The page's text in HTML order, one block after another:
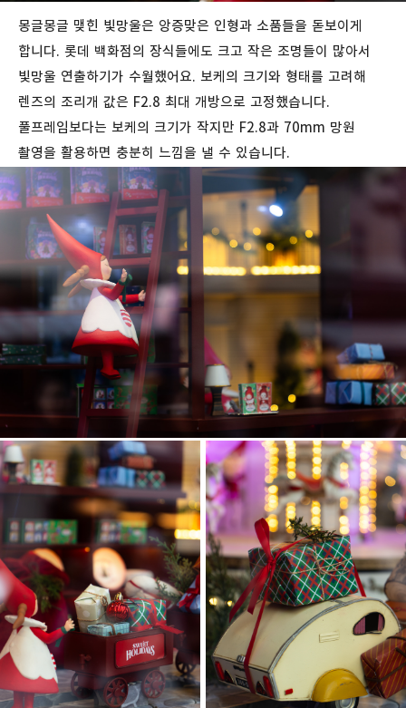
몽글몽글 맺힌 빛망울은 앙증맞은 인형과 소품들을 돋보이게
합니다. 롯데 백화점의 장식들에도 크고 작은 조명들이 많아서
빛망울 연출하기가 수월했어요. 보케의 크기와 형태를 고려해
렌즈의 조리개 값은 F2.8 최대 개방으로 고정했습니다.
풀프레임보다는 보케의 크기가 작지만 F2.8과 70mm 망원
촬영을 활용하면 충분히 느낌을 낼 수 있습니다.